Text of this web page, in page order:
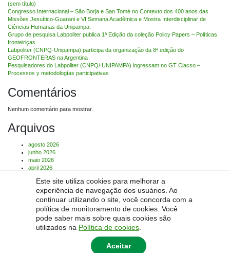
Este site utiliza cookies para melhorar a
experiência de navegação dos usuários. Ao
continuar utilizando o site, você concorda com a
política de monitoramento de cookies. Você
pode saber mais sobre quais cookies são
utilizados na Política de cookies
Aceitar
(sem título)
Congresso Internacional – São Borja e San Tomé no Contexto dos 400 anos das
Missões Jesuítico-Guarani e VI Semana Acadêmica e Mostra Interdisciplinar de
Ciências Humanas da Unipampa.
Grupo de pesquisa Labpoliter publica 1ª Edição da coleção Policy Papers – Políticas
fronteiriças
Labpoliter (CNPQ-Unipampa) participa da organização da 8ª edição do
GEOFRONTERAS na Argentina
Pesquisadores do Labpoliter (CNPQ/ UNIPAMPA) ingressam no GT Clacso –
Processos y metodologías participativas
Comentários
Nenhum comentário para mostrar.
Arquivos
agosto 2026
junho 2026
maio 2026
abril 2026
julho 2025
Categorias
Sem categoria